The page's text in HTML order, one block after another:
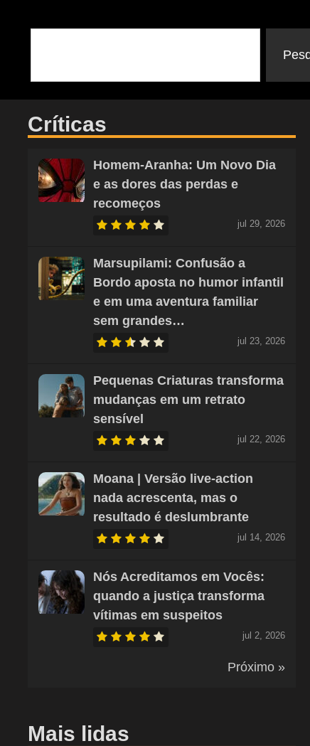
Críticas
Homem-Aranha: Um Novo Dia
e as dores das perdas e
recomeços
jul 29, 2026
Marsupilami: Confusão a
Bordo aposta no humor infantil
e em uma aventura familiar
sem grandes…
jul 23, 2026
Pequenas Criaturas transforma
mudanças em um retrato
sensível
jul 22, 2026
Moana | Versão live-action
nada acrescenta, mas o
resultado é deslumbrante
jul 14, 2026
Nós Acreditamos em Vocês:
quando a justiça transforma
vítimas em suspeitos
jul 2, 2026
Próximo »
Mais lidas